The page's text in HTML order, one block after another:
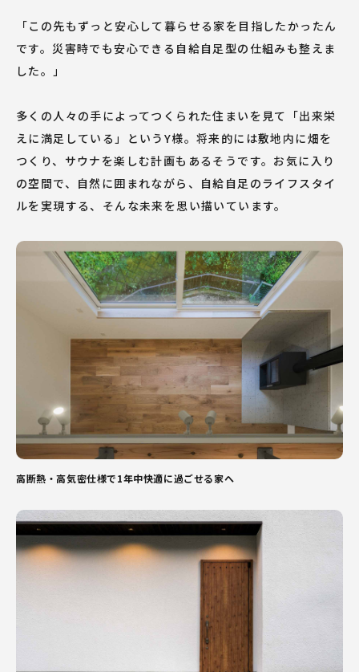
「この先もずっと安心して暮らせる家を目指したかったん
です。災害時でも安心できる自給自足型の仕組みも整えま
した。」
多くの人々の手によってつくられた住まいを見て「出来栄
えに満足している」というY様。将来的には敷地内に畑を
つくり、サウナを楽しむ計画もあるそうです。お気に入り
の空間で、自然に囲まれながら、自給自足のライフスタイ
ルを実現する、そんな未来を思い描いています。
高断熱・高気密仕様で1年中快適に過ごせる家へ